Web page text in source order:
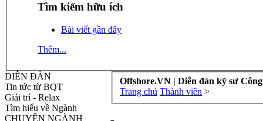
Tìm kiếm hữu ích
Bài viết gần đây
Thêm...
DIỄN ĐÀN
Tin tức từ BQT
Giải trí - Relax
Tìm hiểu về Ngành
CHUYÊN NGÀNH
Offshore.VN | Diễn đàn kỹ sư
Trang chủ Thành viên >